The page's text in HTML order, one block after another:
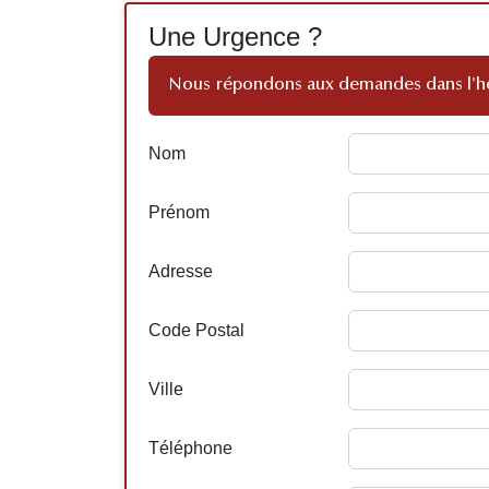
Une Urgence ?
Nous répondons aux demandes dans
Nom
Prénom
Adresse
Code Postal
Ville
Téléphone